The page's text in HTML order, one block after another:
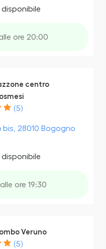
ore 20:00
centro
(5)
bis, 28010 Bogogno
ore 19:30
Veruno
(5)